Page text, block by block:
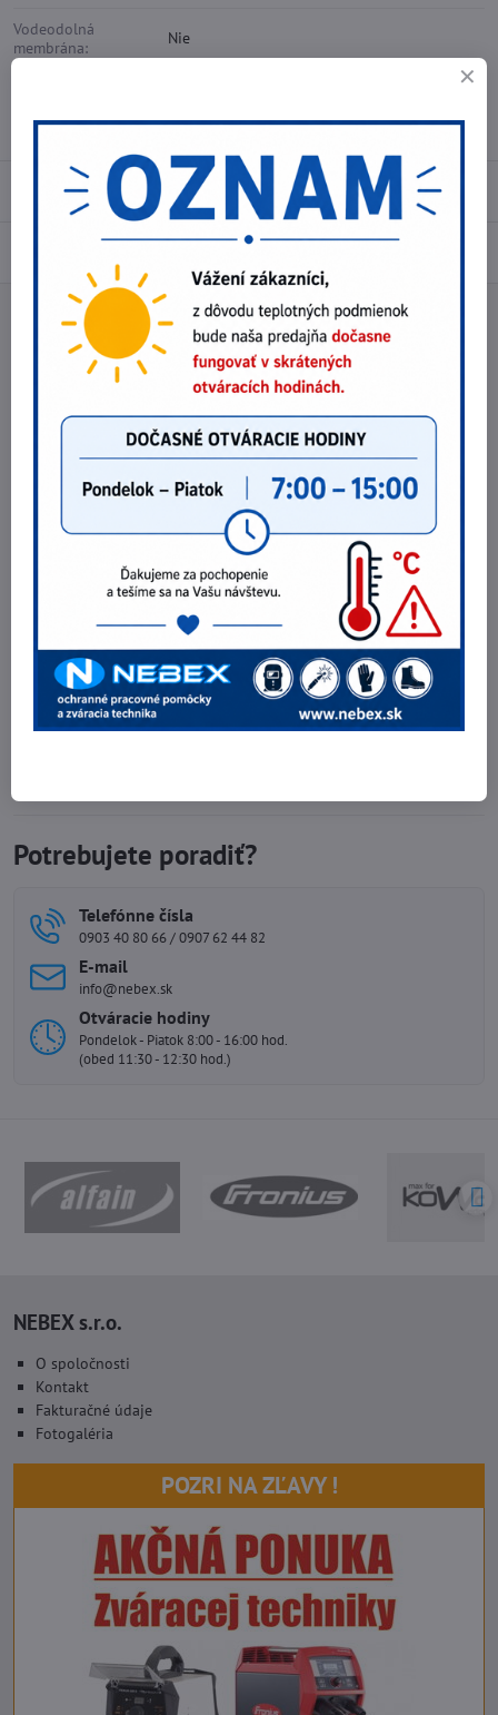
Vodeodolná
membrána:
Nie
Typ zapínania: Šnúrovanie
Recenzie 0
Facebook Twitter BlueskyPinterestReddit LinkedInWhatsApp
Predchádzajúci produkt Nasledujúci produkt
Najpredávanejšie produkty v tejto
kategórii
Obuv Wintoperk SPORT ALFA O1 Perf.f.20
47,05 €
38,25 €bez DPH
Zobraziť
Obuv Wintoperk SPORT ALFA O1 FO Perf. f. NUT
47,05 €
38,25 € bez DPH
Zobraziť
Potrebujete poradiť?
Telefónne čísla
0903 40 80 66 / 0907 62 44 82
E-mail
info@nebex.sk
Otváracie hodiny
Pondelok - Piatok 8:00 - 16:00 hod.
(obed 11:30 - 12:30 hod.)
NEBEX s.r.o.
O spoločnosti
Kontakt
Fakturačné údaje
Fotogaléria
POZRI NA ZĽAVY !